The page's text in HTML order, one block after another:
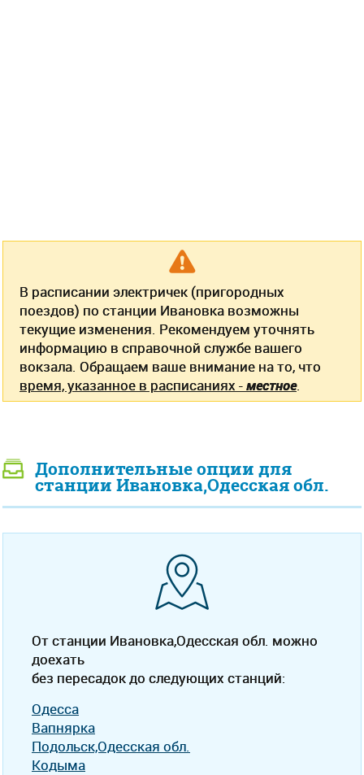
В расписании электричек (пригородных
поездов) по станции Ивановка возможны
текущие изменения. Рекомендуем уточнять
информацию в справочной службе вашего
вокзала. Обращаем ваше внимание на то, что
время, указанное в расписаниях -местное.
Дополнительные опции для
станции Ивановка,Одесская обл.
От станции Ивановка,Одесская обл. можно
доехать
без пересадок до следующих станций:
Одесса
Вапнярка
Подольск,Одесская обл.
Кодыма